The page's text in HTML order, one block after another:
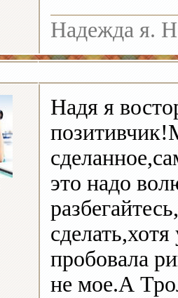
Надежда я.
Надя я
это надо
пробовала
не мое.А